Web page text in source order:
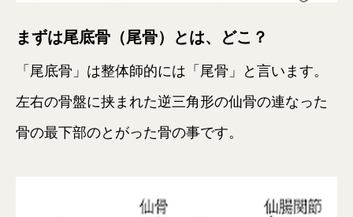
まずは尾底骨（尾骨）とは、どこ？
「尾底骨」は整体師的には「尾骨」と言います。
左右の骨盤に挟まれた逆三角形の仙骨の連なった
骨の最下部のとがった骨の事です。